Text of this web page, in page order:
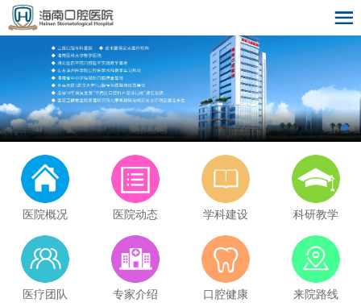
医院概况 医院动态 学科建设 科研教学
医疗团队 专家介绍 口腔健康 来院路线